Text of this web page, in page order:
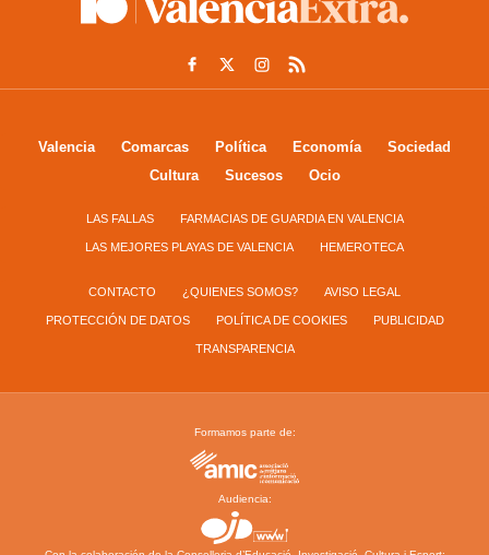
Valencia Comarcas Política Economía
Sociedad
Cultura
Sucesos Ocio
LAS FALLAS FARMACIAS DE GUARDIA EN VALENCIA
LAS MEJORES PLAYAS DE VALENCIA HEMEROTECA
CONTACTO ¿QUIENES SOMOS? AVISO LEGAL
PROTECCIÓN DE DATOS POLÍTICA DE COOKIES PUBLICIDAD
TRANSPARENCIA
Formamos parte de:
Audiencia: